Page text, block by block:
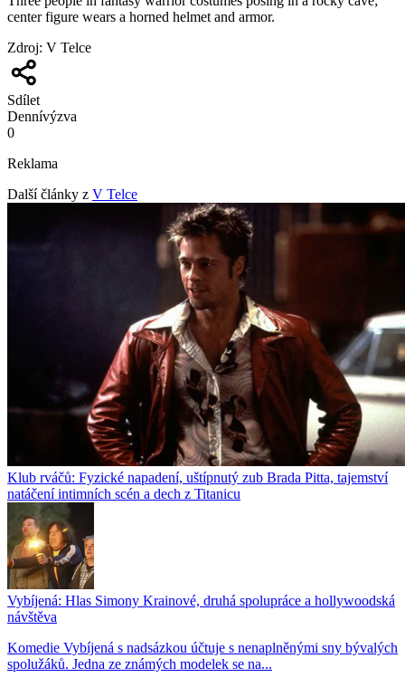
center figure wears a horned helmet and armor.
Zdroj: V Telce
Sdílet
Dennívýzva
0
Reklama
Další články z V Telce
Klub rváčů: Fyzické napadení, uštípnutý zub Brada Pitta, tajemství
natáčení intimních scén a dech z Titanicu
Vybíjená: Hlas Simony Krainové, druhá spolupráce a hollywoodská
návštěva
Komedie Vybíjená s nadsázkou účtuje s nenaplněnými sny bývalých
spolužáků. Jedna ze známých modelek se na...